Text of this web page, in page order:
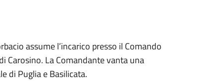
assume l’incarico presso il Comando
Carosino. La Comandante vanta una
di Puglia e Basilicata.